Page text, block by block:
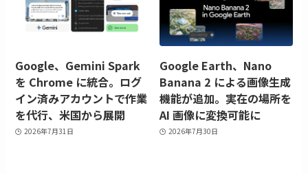
Google、Gemini Spark
を Chrome に統合。ログ
イン済みアカウントで作業
を代行、米国から展開
2026年7月31日
Google Earth、Nano
Banana 2 による画像生成
機能が追加。実在の場所を
AI 画像に変換可能に
2026年7月30日